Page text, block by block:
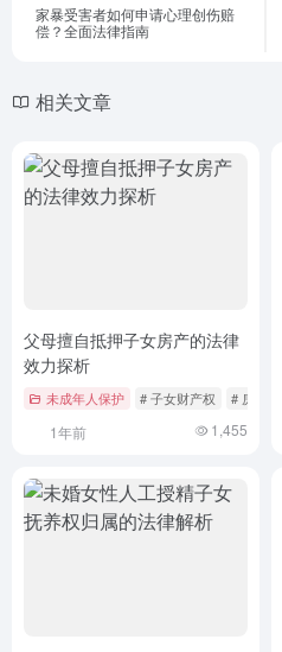
家暴受害者如何申请心理创伤赔
偿？全面法律指南
相关文章
父母擅自抵押子女房产的法律
效力探析
未成年人保护 # 子女财产权 # 房产法
1年前 1,455